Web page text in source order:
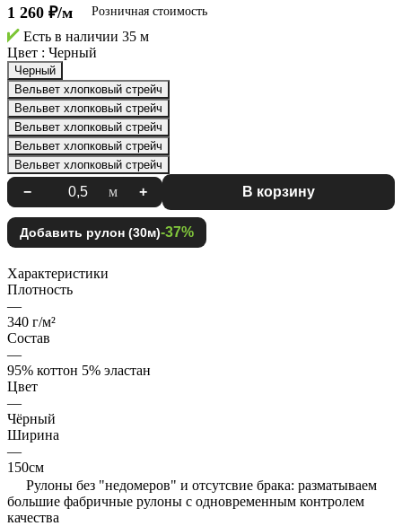
1 260 ₽/м Розничная стоимость
Есть в наличии 35 м
Цвет : Черный
Черный
Вельвет хлопковый стрейч
Вельвет хлопковый стрейч
Вельвет хлопковый стрейч
Вельвет хлопковый стрейч
Вельвет хлопковый стрейч
− м + В корзину
Добавить рулон (30м)-37%
Характеристики
Плотность
—
340 г/м²
Состав
—
95% коттон 5% эластан
Цвет
—
Чёрный
Ширина
—
150см
Рулоны без "недомеров" и отсутсвие брака: разматываем
большие фабричные рулоны с одновременным контролем
качества